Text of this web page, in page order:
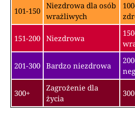
101-150
Niezdrowa dla osób
wrażliwych
151-200 Niezdrowa
201-300 Bardzo niezdrowa
300+
Zagrożenie dla
życia